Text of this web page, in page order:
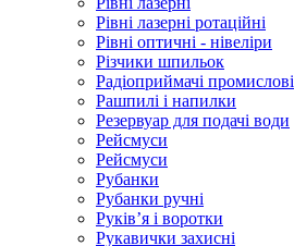
Рівні лазерні ротаційні
Рівні оптичні - нівеліри
Різчики шпильок
Радіоприймачі промислові
Рашпилі і напилки
Резервуар для подачі води
Рейсмуси
Рейсмуси
Рубанки
Рубанки ручні
Руківʼя і воротки
Рукавички захисні